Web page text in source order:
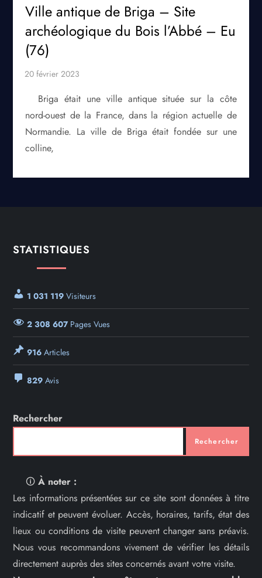
Ville antique de Briga – Site
archéologique du Bois l’Abbé – Eu
(76)
Briga était une ville antique située sur la côte
nord-ouest de la France, dans la région actuelle de
Normandie. La ville de Briga était fondée sur une
colline,
STATISTIQUES
1 031 119 Visiteurs
2 308 607Pages Vues
916 Articles
829 Avis
Rechercher
Rechercher
🛈À noter :
Les informations présentées sur ce site sont données à titre
indicatif et peuvent évoluer. Accès, horaires, tarifs, état des
lieux ou conditions de visite peuvent changer sans préavis.
Nous vous recommandons vivement de vérifier les détails
directement auprès des sites concernés avant votre visite.